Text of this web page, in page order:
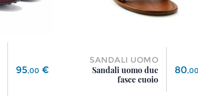
Prezzo
95,00 €
SANDALI UOMO
Sandali uomo due
fasce cuoio
Prezzo
80,00